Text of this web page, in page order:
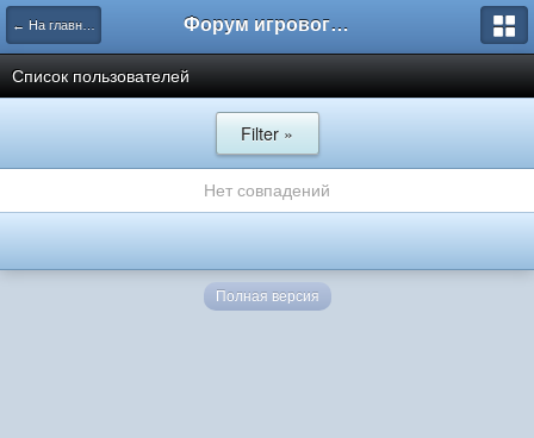
← На главную Форум игрового проекта Riverrise
Список пользователей
Filter »
Нет совпадений
Полная версия